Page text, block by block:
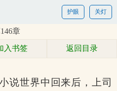
关灯
护眼
章
入书签 返回目录
说世界中回来后，上司